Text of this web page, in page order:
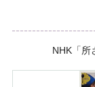
NHK「所